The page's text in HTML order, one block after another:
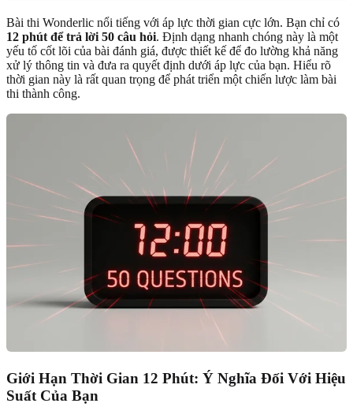
Bài thi Wonderlic nổi tiếng với áp lực thời gian cực lớn. Bạn chỉ có
12 phút để trả lời 50 câu hỏi. Định dạng nhanh chóng này là một
yếu tố cốt lõi của bài đánh giá, được thiết kế để đo lường khả năng
xử lý thông tin và đưa ra quyết định dưới áp lực của bạn. Hiểu rõ
thời gian này là rất quan trọng để phát triển một chiến lược làm bài
thi thành công.
Giới Hạn Thời Gian 12 Phút: Ý Nghĩa Đối Với Hiệu
Suất Của Bạn